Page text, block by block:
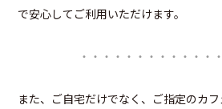
で安心してご利用いただけます。
・・・・・・・・・・・・
また、ご自宅だけでなく、ご指定のカ